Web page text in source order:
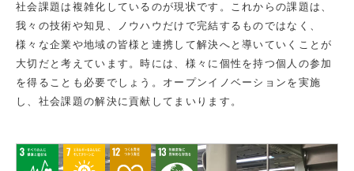
社会課題は複雑化しているのが現状です。これからの課題は、
我々の技術や知見、ノウハウだけで完結するものではなく、
様々な企業や地域の皆様と連携して解決へと導いていくことが
大切だと考えています。時には、様々に個性を持つ個人の参加
を得ることも必要でしょう。オープンイノベーションを実施
し、社会課題の解決に貢献してまいります。